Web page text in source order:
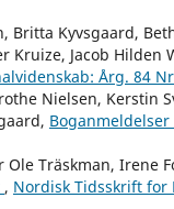
Britta Kyvsgaard,
Jacob Hilden
Årg. 84
Nielsen, Kerstin
Boganmeldelser
Träskman, Irene
, Nordisk Tidsskrift for